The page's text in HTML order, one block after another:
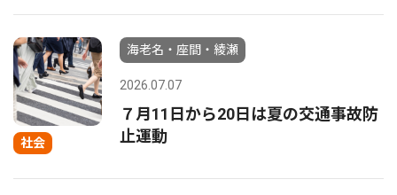
社会
海老名・座間・綾瀬
2026.07.07
７月11日から20日は夏の交通事故防
止運動